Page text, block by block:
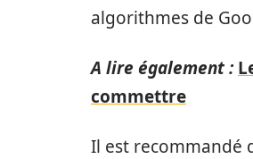
algorithmes de
A lire également :
commettre
Il est recommandé